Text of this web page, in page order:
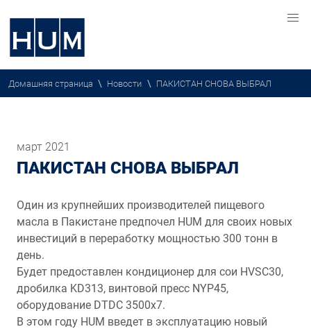
Домашняя страница \ Новости \ ПАКИСТАН СНОВА ВЫБРАЛ
март 2021
ПАКИСТАН СНОВА ВЫБРАЛ
Один из крупнейших производителей пищевого
масла в Пакистане предпочел HUM для своих новых
инвестиций в переработку мощностью 300 тонн в
день.
Будет предоставлен кондиционер для сои HVSC30,
дробилка KD313, винтовой пресс NYP45,
оборудование DTDC 3500x7.
В этом году HUM введет в эксплуатацию новый